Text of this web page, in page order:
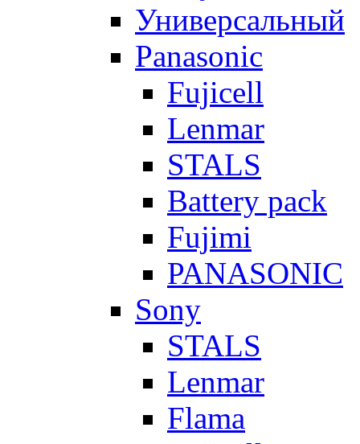
Универсальный
Panasonic
Fujicell
Lenmar
STALS
Battery pack
Fujimi
PANASONIC
Sony
STALS
Lenmar
Flama